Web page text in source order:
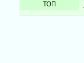
ТОП